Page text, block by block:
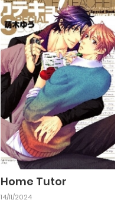
Home Tutor
14/11/2024